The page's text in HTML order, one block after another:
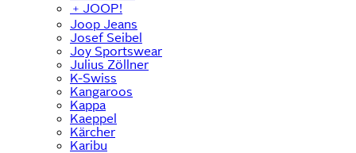
﹢ JOOP!
Joop Jeans
Josef Seibel
Joy Sportswear
Julius Zöllner
K-Swiss
Kangaroos
Kappa
Kaeppel
Kärcher
Karibu